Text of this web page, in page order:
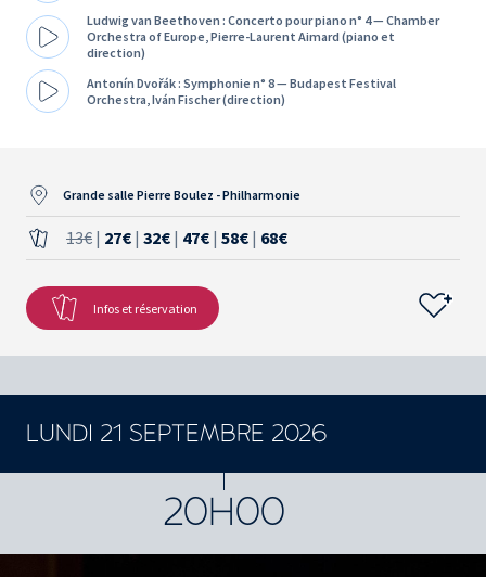
Ludwig van Beethoven : Concerto pour piano n° 4 — Chamber
Orchestra of Europe, Pierre-Laurent Aimard (piano et
direction)
Antonín Dvořák : Symphonie n° 8 — Budapest Festival
Orchestra, Iván Fischer (direction)
Grande salle Pierre Boulez - Philharmonie
13€ | 27€ | 32€ | 47€ | 58€ | 68€
Infos et réservation
LUNDI 21 SEPTEMBRE 2026
20H00